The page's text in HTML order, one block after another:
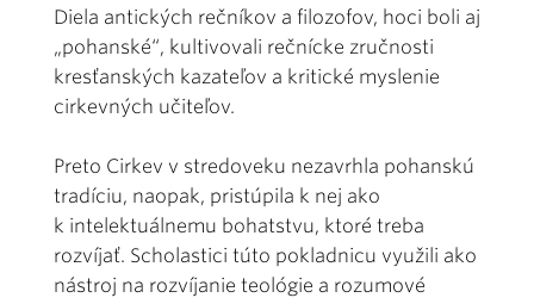
Diela antických rečníkov a filozofov, hoci boli aj
„pohanské“, kultivovali rečnícke zručnosti
kresťanských kazateľov a kritické myslenie
cirkevných učiteľov.
Preto Cirkev v stredoveku nezavrhla pohanskú
tradíciu, naopak, pristúpila k nej ako
k intelektuálnemu bohatstvu, ktoré treba
rozvíjať. Scholastici túto pokladnicu využili ako
nástroj na rozvíjanie teológie a rozumové